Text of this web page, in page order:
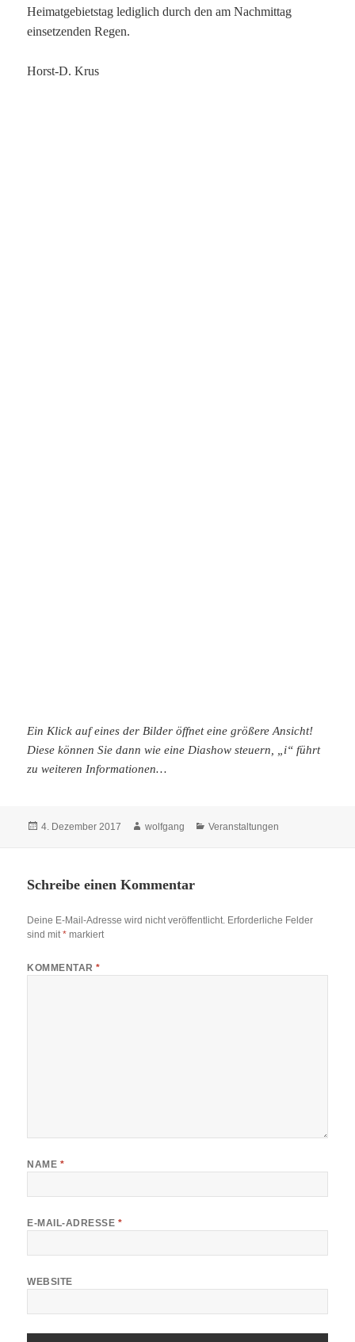
Heimatgebietstag lediglich durch den am Nachmittag
einsetzenden Regen.
Horst-D. Krus
Ein Klick auf eines der Bilder öffnet eine größere Ansicht!
Diese können Sie dann wie eine Diashow steuern, „i“ führt
zu weiteren Informationen…
Veröffentlicht
4. Dezember 2017 Autor
wolfgang Kategorien
Veranstaltungen
Schreibe einen Kommentar
Deine E-Mail-Adresse wird nicht veröffentlicht. Erforderliche Felder
sind mit* markiert
KOMMENTAR*
NAME *
E-MAIL-ADRESSE *
WEBSITE